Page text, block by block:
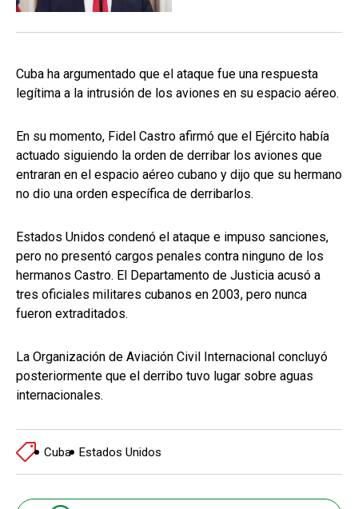
Cuba ha argumentado que el ataque fue una respuesta
legítima a la intrusión de los aviones en su espacio aéreo.
En su momento, Fidel Castro afirmó que el Ejército había
actuado siguiendo la orden de derribar los aviones que
entraran en el espacio aéreo cubano y dijo que su hermano
no dio una orden específica de derribarlos.
Estados Unidos condenó el ataque e impuso sanciones,
pero no presentó cargos penales contra ninguno de los
hermanos Castro. El Departamento de Justicia acusó a
tres oficiales militares cubanos en 2003, pero nunca
fueron extraditados.
La Organización de Aviación Civil Internacional concluyó
posteriormente que el derribo tuvo lugar sobre aguas
internacionales.
Cuba Estados Unidos